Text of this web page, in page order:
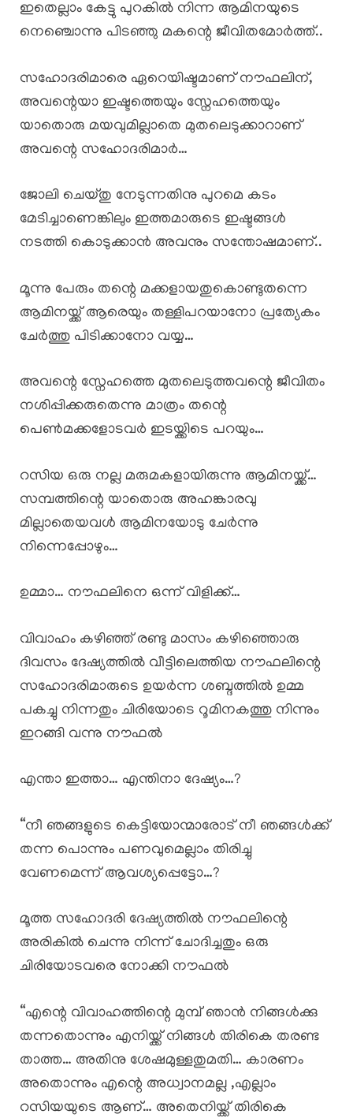
ഇതെല്ലാം കേട്ടു പുറകിൽ നിന്ന ആമിനയുടെ
നെഞ്ചൊന്നു പിടഞ്ഞു മകന്റെ ജീവിതമോർത്ത്..
സഹോദരിമാരെ ഏറെയിഷ്ടമാണ് നൗഫലിന്,
അവന്റെയാ ഇഷ്ടത്തെയും സ്നേഹത്തെയും
യാതൊരു മയവുമില്ലാതെ മുതലെടുക്കാറാണ്
അവന്റെ സഹോദരിമാർ…
ജോലി ചെയ്തു നേടുന്നതിനു പുറമെ കടം
മേടിച്ചാണെങ്കിലും ഇത്തമാരുടെ ഇഷ്ടങ്ങൾ
നടത്തി കൊടുക്കാൻ അവനും സന്തോഷമാണ്..
മൂന്നു പേരും തന്റെ മക്കളായതുകൊണ്ടുതന്നെ
ആമിനയ്ക്ക് ആരെയും തള്ളിപറയാനോ പ്രത്യേകം
ചേർത്തു പിടിക്കാനോ വയ്യ…
അവന്റെ സ്നേഹത്തെ മുതലെടുത്തവന്റെ ജീവിതം
നശിപ്പിക്കരുതെന്നു മാത്രം തന്റെ
പെൺമക്കളോടവർ ഇടയ്ക്കിടെ പറയും…
റസിയ ഒരു നല്ല മരുമകളായിരുന്നു ആമിനയ്ക്ക്…
സമ്പത്തിന്റെ യാതൊരു അഹങ്കാരവു
മില്ലാതെയവൾ ആമിനയോടു ചേർന്നു
നിന്നെപ്പോഴും…
ഉമ്മാ… നൗഫലിനെ ഒന്ന് വിളിക്ക്…
വിവാഹം കഴിഞ്ഞ് രണ്ടു മാസം കഴിഞ്ഞൊരു
ദിവസം ദേഷ്യത്തിൽ വീട്ടിലെത്തിയ നൗഫലിന്റെ
സഹോദരിമാരുടെ ഉയർന്ന ശബ്ദത്തിൽ ഉമ്മ
പകച്ചു നിന്നതും ചിരിയോടെ റൂമിനകത്തു നിന്നും
ഇറങ്ങി വന്നു നൗഫൽ
എന്താ ഇത്താ… എന്തിനാ ദേഷ്യം…?
“നീ ഞങ്ങളുടെ കെട്ടിയോന്മാരോട് നീ ഞങ്ങൾക്ക്
തന്ന പൊന്നും പണവുമെല്ലാം തിരിച്ചു
വേണമെന്ന് ആവശ്യപ്പെട്ടോ…?
മൂത്ത സഹോദരി ദേഷ്യത്തിൽ നൗഫലിന്റെ
അരികിൽ ചെന്നു നിന്ന് ചോദിച്ചതും ഒരു
ചിരിയോടവരെ നോക്കി നൗഫൽ
“എന്റെ വിവാഹത്തിന്റെ മുമ്പ് ഞാൻ നിങ്ങൾക്കു
തന്നതൊന്നും എനിയ്ക്ക് നിങ്ങൾ തിരികെ തരണ്ട
താത്ത… അതിനു ശേഷമുള്ളതുമതി… കാരണം
അതൊന്നും എന്റെ അധ്വാനമല്ല ,എല്ലാം
റസിയയുടെ ആണ്… അതെനിയ്ക്ക് തിരികെ